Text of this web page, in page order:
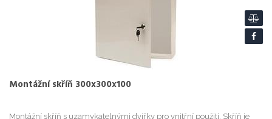
Montážní skříň 300x300x100
Montážní skříň s uzamykatelnými dvířky pro vnitřní použití. Skříň je